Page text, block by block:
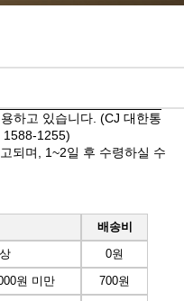
하고 있습니다. (CJ 대한통
, 1588-1255)
되며, 1~2일 후 수령하실 수
배송비
0원
원 미만
700원